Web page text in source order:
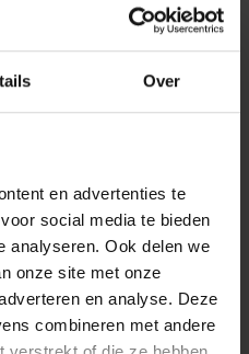
Over
en advertenties te
social media te bieden
analyseren. Ook delen we
onze site met onze
en analyse. Deze
combineren met andere
| EIKEN